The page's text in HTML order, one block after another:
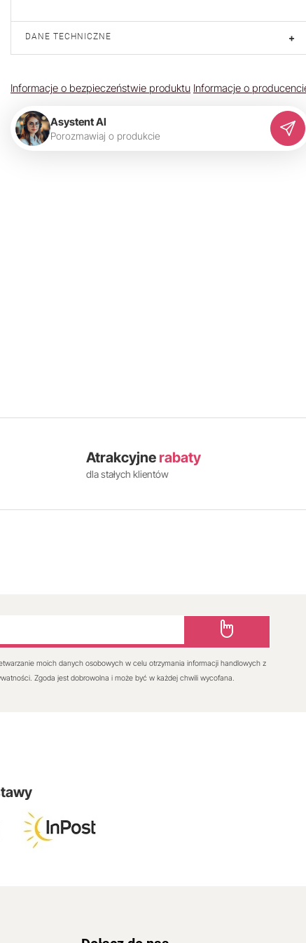
DANE TECHNICZNE +
Informacje o bezpieczeństwie produktu Informacje o
Asystent AI
Porozmawiaj o produkcie
Atrakcyjne rabaty
dla stałych klientów
moich danych osobowych w celu otrzymania informacji handlowych z
Zgoda jest dobrowolna i może być w każdej chwili wycofana.